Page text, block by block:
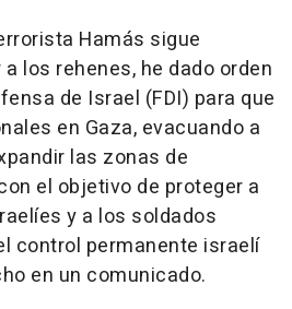
Hamás sigue
los rehenes, he dado orden
de Israel (FDI) para que
en Gaza, evacuando a
las zonas de
el objetivo de proteger a
y a los soldados
control permanente israelí
en un comunicado.